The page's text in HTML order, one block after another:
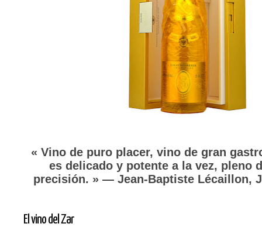
« Vino de puro placer, vino de gran
es delicado y potente a la vez, pleno
precisión. » — Jean-Baptiste Lécaillon,
El vino del Zar